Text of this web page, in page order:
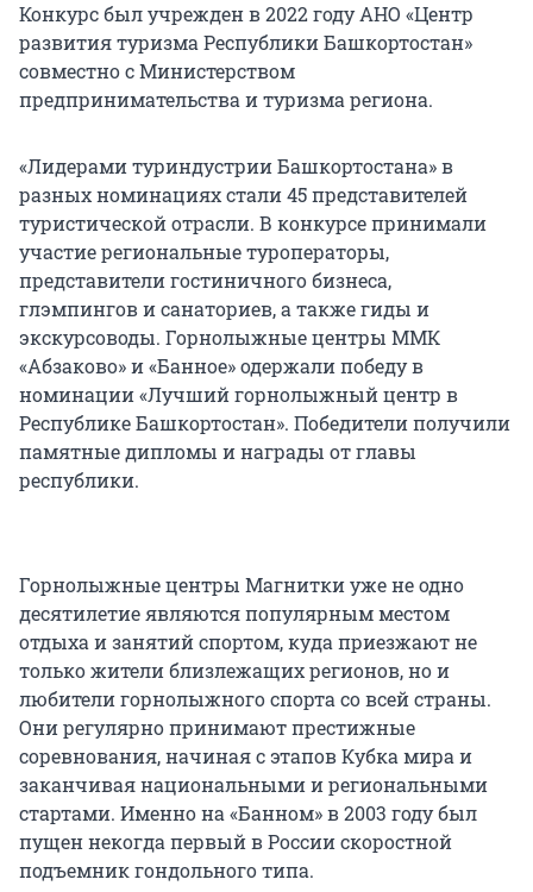
Конкурс был учрежден в 2022 году АНО «Центр
развития туризма Республики Башкортостан»
совместно с Министерством
предпринимательства и туризма региона.
«Лидерами туриндустрии Башкортостана» в
разных номинациях стали 45 представителей
туристической отрасли. В конкурсе принимали
участие региональные туроператоры,
представители гостиничного бизнеса,
глэмпингов и санаториев, а также гиды и
экскурсоводы. Горнолыжные центры ММК
«Абзаково» и «Банное» одержали победу в
номинации «Лучший горнолыжный центр в
Республике Башкортостан». Победители получили
памятные дипломы и награды от главы
республики.
Горнолыжные центры Магнитки уже не одно
десятилетие являются популярным местом
отдыха и занятий спортом, куда приезжают не
только жители близлежащих регионов, но и
любители горнолыжного спорта со всей страны.
Они регулярно принимают престижные
соревнования, начиная с этапов Кубка мира и
заканчивая национальными и региональными
стартами. Именно на «Банном» в 2003 году был
пущен некогда первый в России скоростной
подъемник гондольного типа.